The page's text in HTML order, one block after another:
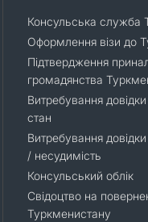
Консульська служба
Оформлення візи до
Підтвердження
громадянства
Витребування
стан
Витребування
/ несудимість
Консульський облік
Свідоцтво на
Туркменистану